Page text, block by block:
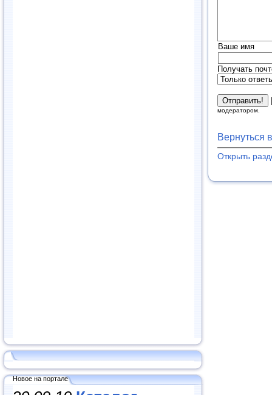
Новое на портале
Ваше имя
Получать
модератором.
Вернуться
Открыть